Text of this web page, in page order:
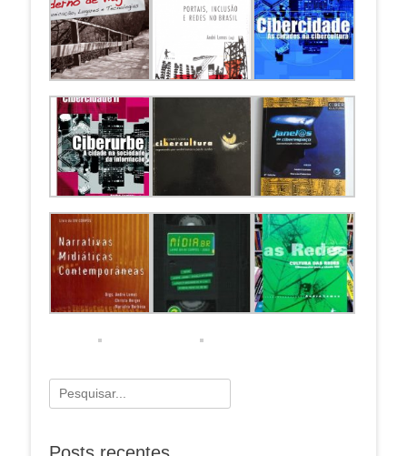
Pesquisar
por: